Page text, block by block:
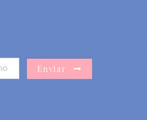
Enviar